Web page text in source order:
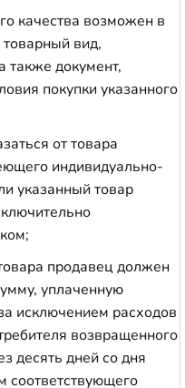
качества возможен в
вид,
также документ,
покупки указанного
от товара
индивидуально-
указанный товар
продавец должен
уплаченную
исключением расходов
возвращенного
десять дней со дня
соответствующего